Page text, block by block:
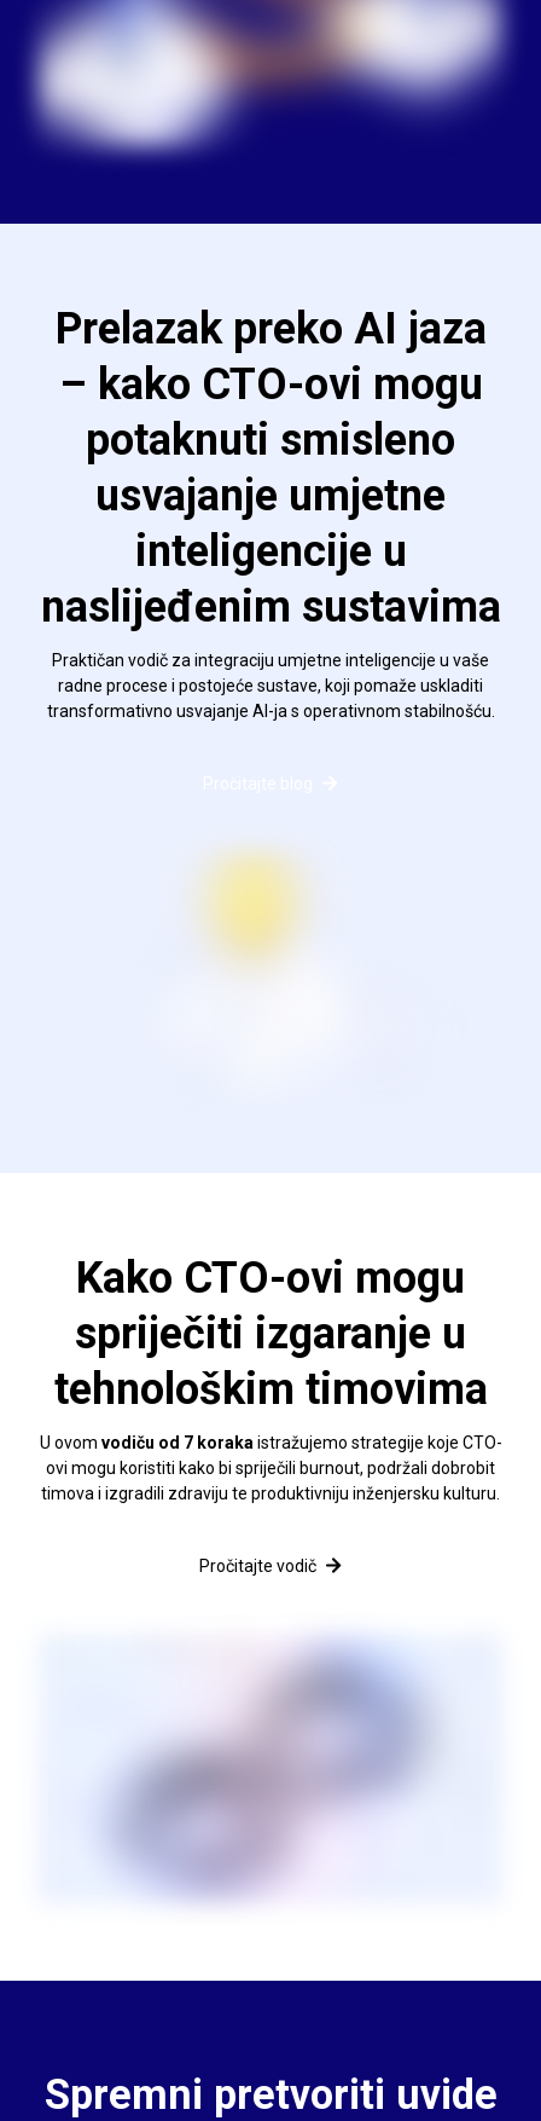
Prelazak preko AI jaza
– kako CTO-ovi mogu
potaknuti smisleno
usvajanje umjetne
inteligencije u
naslijeđenim sustavima
Praktičan vodič za integraciju umjetne inteligencije u vaše
radne procese i postojeće sustave, koji pomaže uskladiti
transformativno usvajanje AI-ja s operativnom stabilnošću.
Kako CTO-ovi mogu
spriječiti izgaranje u
tehnološkim timovima
U ovom vodiču od 7 koraka istražujemo strategije koje CTO-
ovi mogu koristiti kako bi spriječili burnout, podržali dobrobit
timova i izgradili zdraviju te produktivniju inženjersku kulturu.
Pročitajte vodič
Spremni pretvoriti uvide